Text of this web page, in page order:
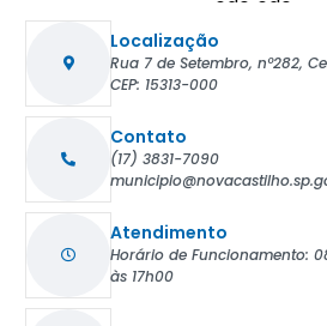
Localização
Rua 7 de Setembro, nº282,
CEP: 15313-000
Contato
(17) 3831-7090
Atendimento
Horário de Funcionamento:
às 17h00